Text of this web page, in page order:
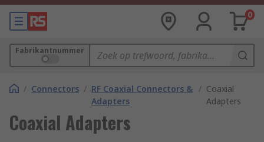
0
Fabrikantnummer
/ Connectors / RF Coaxial Connectors &
Adapters
/ Coaxial
Adapters
Coaxial Adapters